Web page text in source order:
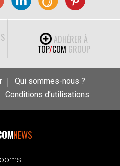
ADHÉRER À
TOP/COM GROUP
Qui sommes-nous ?
Conditions d’utilisations
NEWS